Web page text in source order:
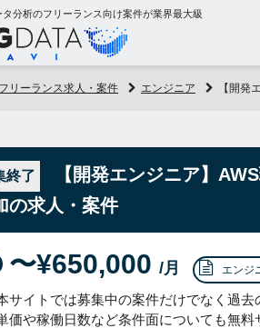
タ分析のフリーランス向け案件が業界最大級
フリーランス求人・案件 エンジニア 【開発
終了
【開発エンジニア】
の求人・案件
〜¥650,000 /月 エンジ
サイトでは募集中の案件だけでなく過去
価や稼働日数など条件面についても無料